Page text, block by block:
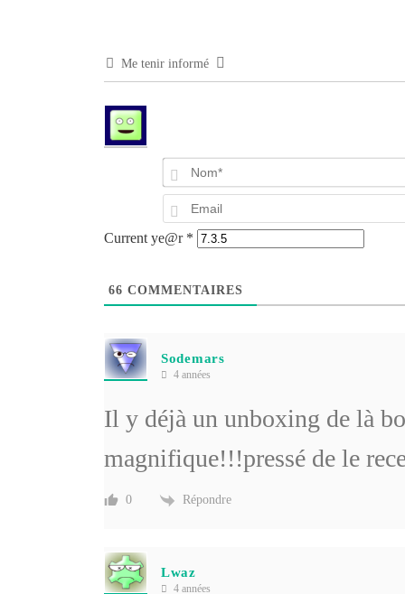
Me tenir informé
Current ye@r *
66 COMMENTAIRES
Sodemars
4 années
Il y déjà un unboxing de là
magnifique!!!pressé de le
0 Répondre
Lwaz
4 années